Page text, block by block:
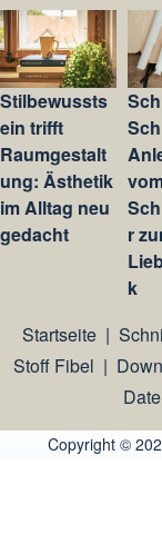
Stilbewussts
ein trifft
Raumgestalt
ung: Ästhetik
im Alltag neu
gedacht
r
k
Startseite|
Stoff Fibel |
Copyright ©